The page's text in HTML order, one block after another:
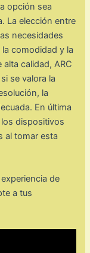
opción sea
La elección entre
necesidades
comodidad y la
calidad, ARC
se valora la
la
En última
dispositivos
al tomar esta
de
a tus